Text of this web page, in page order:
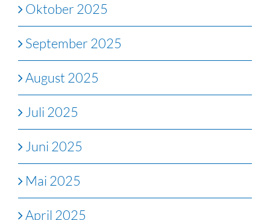
Oktober 2025
September 2025
August 2025
Juli 2025
Juni 2025
Mai 2025
April 2025